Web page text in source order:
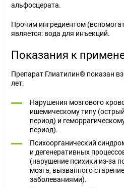
альфосцерата.
Прочим ингредиентом
является: вода для инъекций.
Показания к
Препарат Глиатилин® показан
лет:
Нарушения мозгового
ишемическому типу
период) и
период).
Психоорганический
и дегенеративных
(нарушение психики из-за
мозга, вызванного
заболеваниями).